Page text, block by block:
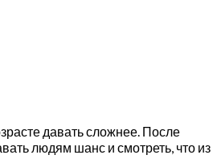
давать сложнее. После
людям шанс и смотреть, что из